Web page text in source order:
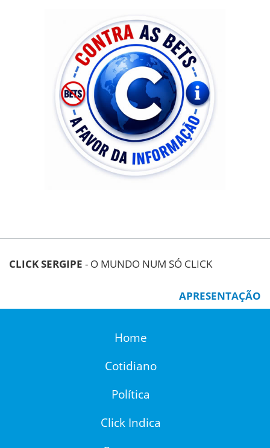
CLICK SERGIPE - O MUNDO NUM SÓ CLICK
APRESENTAÇÃO
Home
Cotidiano
Política
Click Indica